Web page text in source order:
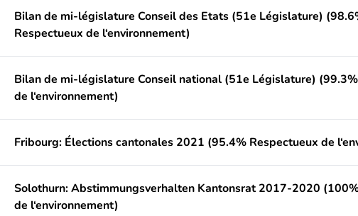
Bilan de mi-législature Conseil des Etats (51e Législature)
Respectueux de l‘environnement)
Bilan de mi-législature Conseil national (51e Législature)
de l‘environnement)
Fribourg: Élections cantonales 2021 (95.4% Respectueux de
Solothurn: Abstimmungsverhalten Kantonsrat 2017-2020
de l‘environnement)